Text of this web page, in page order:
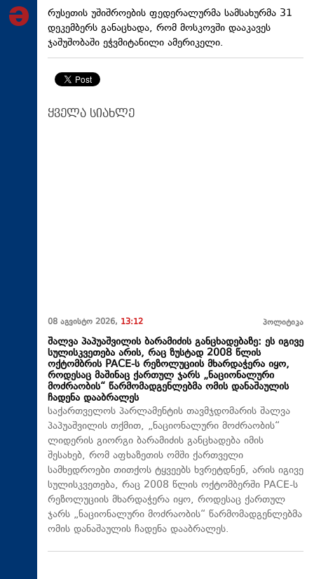
რუსეთის უშიშროების ფედერალურმა სამსახურმა 31
დეკემბერს განაცხადა, რომ მოსკოვში დააკავეს
ჯაშუშობაში ეჭვმიტანილი ამერიკელი.
ყველა სიახლე
08 აგვისტო 2026, 13:12 პოლიტიკა
შალვა პაპუაშვილის ბარამიძის განცხადებაზე: ეს იგივე
სულისკვეთება არის, რაც ზუსტად 2008 წლის
ოქტომბრის PACE-ს რეზოლუციის მხარდაჭერა იყო,
როდესაც მაშინაც ქართულ ჯარს „ნაციონალური
მოძრაობის“ წარმომადგენლებმა ომის დანაშაულის
ჩადენა დააბრალეს
საქართველოს პარლამენტის თავმჯდომარის შალვა
პაპუაშვილის თქმით, „ნაციონალური მოძრაობის“
ლიდერის გიორგი ბარამიძის განცხადება იმის
შესახებ, რომ აფხაზეთის ომში ქართველი
სამხედროები თითქოს ტყვეებს ხვრეტდნენ, არის იგივე
სულისკვეთება, რაც 2008 წლის ოქტომბერში PACE-ს
რეზოლუციის მხარდაჭერა იყო, როდესაც ქართულ
ჯარს „ნაციონალური მოძრაობის“ წარმომადგენლებმა
ომის დანაშაულის ჩადენა დააბრალეს.